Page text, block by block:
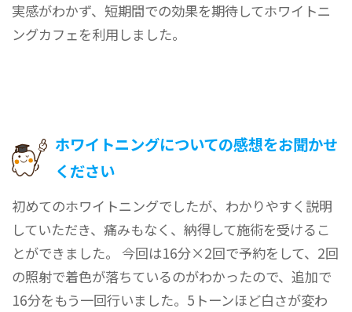
実感がわかず、短期間での効果を期待してホワイトニ
ングカフェを利用しました。
ホワイトニングについての感想をお聞かせ
ください
初めてのホワイトニングでしたが、わかりやすく説明
していただき、痛みもなく、納得して施術を受けるこ
とができました。 今回は16分×2回で予約をして、2回
の照射で着色が落ちているのがわかったので、追加で
16分をもう一回行いました。5トーンほど白さが変わ